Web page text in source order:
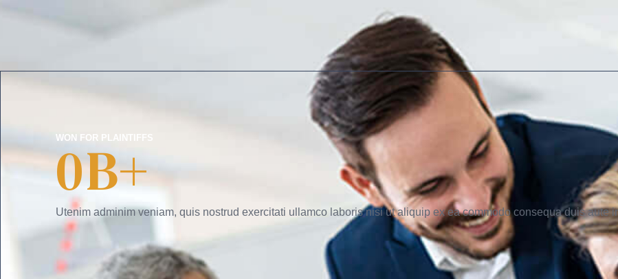
WON FOR PLAINTIFFS
0B+
Utenim adminim veniam, quis nostrud exercitati ullamco laboris nisi ut aliquip ex ea commodo consequa duis aute